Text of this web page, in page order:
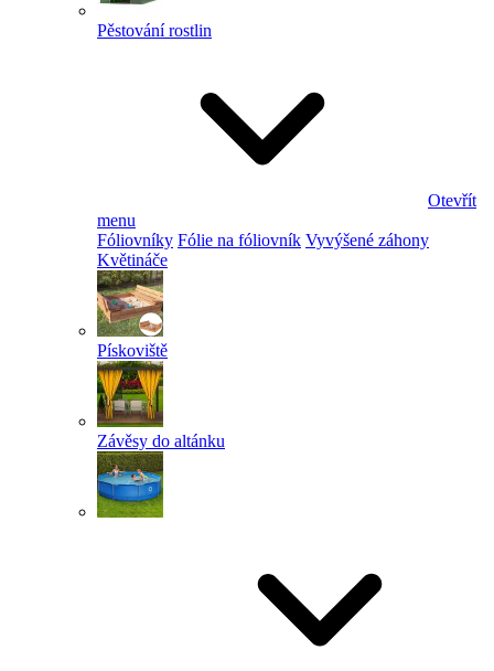
Pěstování rostlin
Otevřít
menu
Fóliovníky Fólie na fóliovník Vyvýšené záhony
Květináče
Pískoviště
Závěsy do altánku